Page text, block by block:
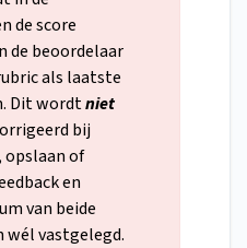
de score
de beoordelaar
als laatste
Dit wordtniet
bij
opslaan of
en
van beide
wél vastgelegd.